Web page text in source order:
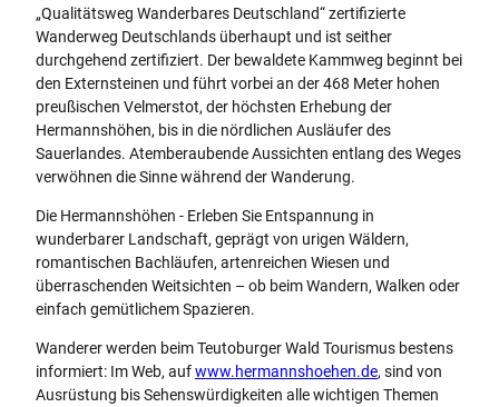
„Qualitätsweg Wanderbares Deutschland“ zertifizierte
Wanderweg Deutschlands überhaupt und ist seither
durchgehend zertifiziert. Der bewaldete Kammweg beginnt bei
den Externsteinen und führt vorbei an der 468 Meter hohen
preußischen Velmerstot, der höchsten Erhebung der
Hermannshöhen, bis in die nördlichen Ausläufer des
Sauerlandes. Atemberaubende Aussichten entlang des Weges
verwöhnen die Sinne während der Wanderung.
Die Hermannshöhen - Erleben Sie Entspannung in
wunderbarer Landschaft, geprägt von urigen Wäldern,
romantischen Bachläufen, artenreichen Wiesen und
überraschenden Weitsichten – ob beim Wandern, Walken oder
einfach gemütlichem Spazieren.
Wanderer werden beim Teutoburger Wald Tourismus bestens
informiert: Im Web, aufwww.hermannshoehen.de, sind von
Ausrüstung bis Sehenswürdigkeiten alle wichtigen Themen